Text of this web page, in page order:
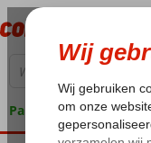
Pakketgarantie